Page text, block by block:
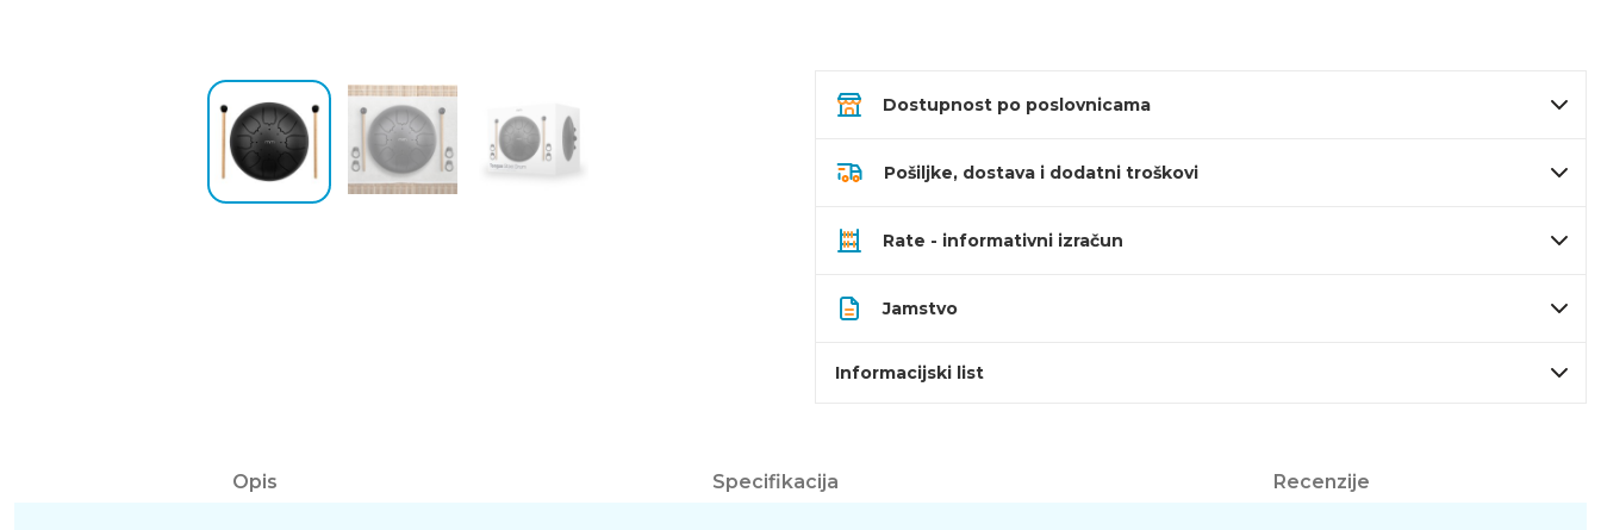
Dostupnost po poslovnicama
Pošiljke, dostava i dodatni troškovi
Rate - informativni izračun
Jamstvo
Informacijski list
Opis Specifikacija Recenzije